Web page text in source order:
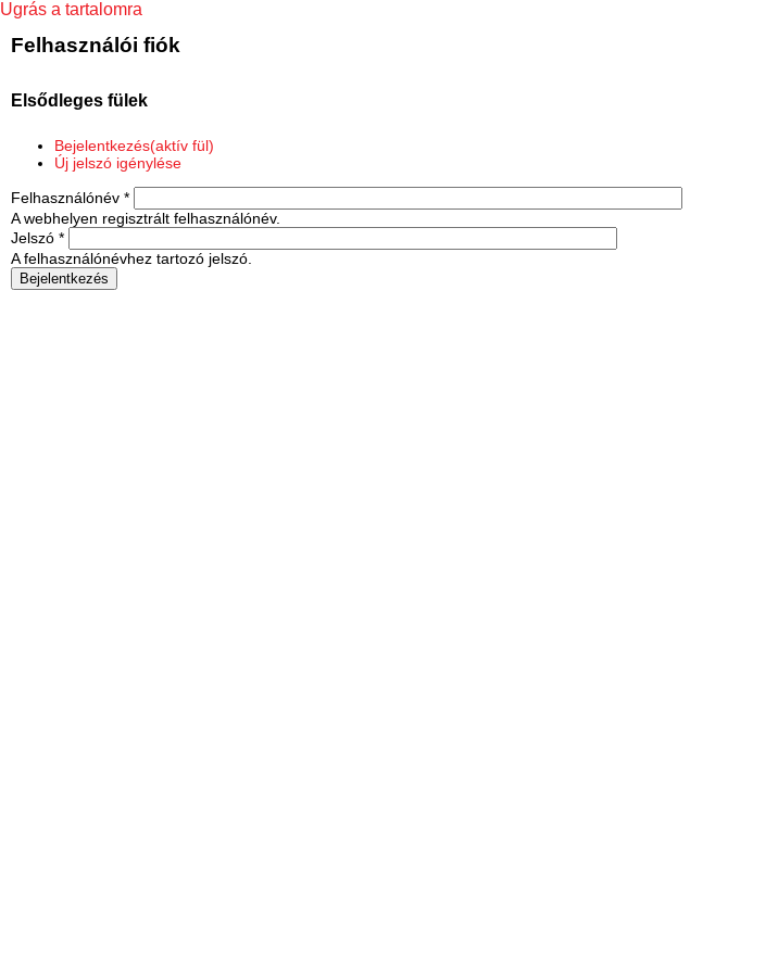
Ugrás a tartalomra
Felhasználói fiók
Elsődleges fülek
Bejelentkezés(aktív fül)
Új jelszó igénylése
Felhasználónév *
A webhelyen regisztrált felhasználónév.
Jelszó *
A felhasználónévhez tartozó jelszó.